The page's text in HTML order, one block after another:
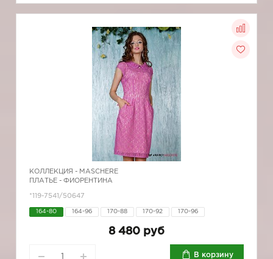
КОЛЛЕКЦИЯ - MASCHERE
ПЛАТЬЕ - ФИОРЕНТИНА
*119-7541/50647
164-80 164-96 170-88 170-92 170-96
8 480 руб
В корзину